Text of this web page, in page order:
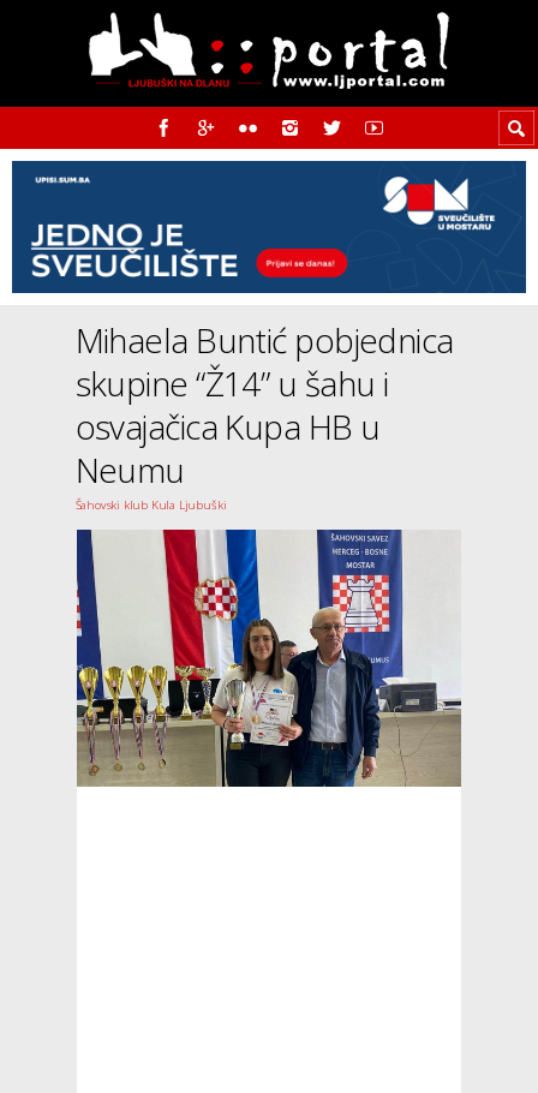
Mihaela Buntić pobjednica
skupine “Ž14” u šahu i
osvajačica Kupa HB u
Neumu
Šahovski klub Kula Ljubuški